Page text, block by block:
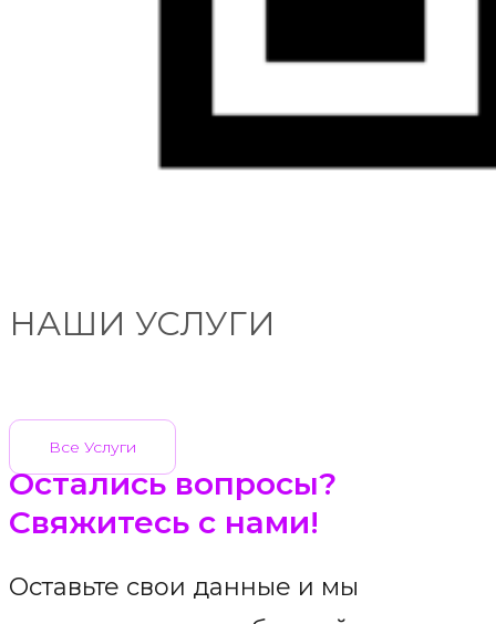
НАШИ УСЛУГИ
Все Услуги
Остались вопросы?
Свяжитесь с нами!
Оставьте свои данные и мы